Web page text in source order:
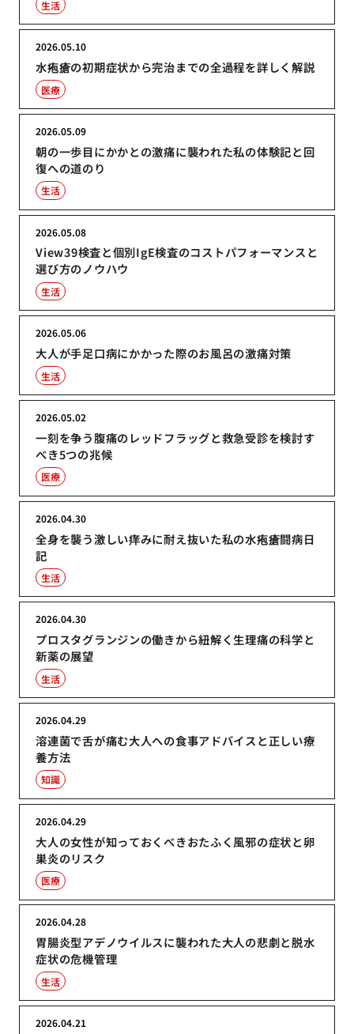
生活
水疱瘡の初期症状から完治までの全過程を詳しく解説
2026.05.10
医療
朝の一歩目にかかとの激痛に襲われた私の体験記と回
復への道のり
2026.05.09
生活
View39検査と個別IgE検査のコストパフォーマンスと
選び方のノウハウ
2026.05.08
生活
大人が手足口病にかかった際のお風呂の激痛対策
2026.05.06
生活
一刻を争う腹痛のレッドフラッグと救急受診を検討す
べき5つの兆候
2026.05.02
医療
全身を襲う激しい痒みに耐え抜いた私の水疱瘡闘病日
記
2026.04.30
生活
プロスタグランジンの働きから紐解く生理痛の科学と
新薬の展望
2026.04.30
生活
溶連菌で舌が痛む大人への食事アドバイスと正しい療
養方法
2026.04.29
知識
大人の女性が知っておくべきおたふく風邪の症状と卵
巣炎のリスク
2026.04.29
医療
胃腸炎型アデノウイルスに襲われた大人の悲劇と脱水
症状の危機管理
2026.04.28
生活
2026.04.21